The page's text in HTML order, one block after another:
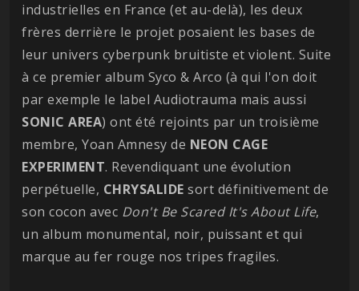
industrielles en France (et au-delà), les deux
frères derrière le projet posaient les bases de
leur univers cyberpunk bruitiste et violent. Suite
à ce premier album Syco & Arco (à qui l'on doit
par exemple le label Audiotrauma mais aussi
SONIC AREA) ont été rejoints par un troisième
membre, Yoan Amnesy de NEON CAGE
EXPERIMENT. Revendiquant une évolution
perpétuelle, CHRYSALIDE sort définitivement de
son cocon avec Don't Be Scared It's About Life,
un album monumental, noir, puissant et qui
marque au fer rouge nos tripes fragiles.